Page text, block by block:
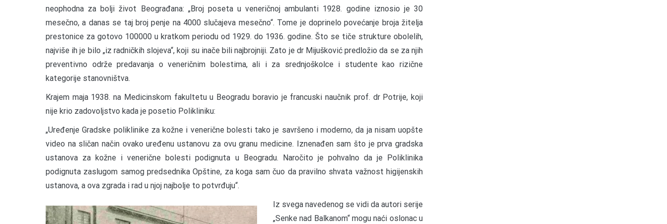
neophodna za bolji život Beograđana: „Broj poseta u veneričnoj ambulanti 1928. godine iznosio je 30
mesečno, a danas se taj broj penje na 4000 slučajeva mesečno“. Tome je doprinelo povećanje broja žitelja
prestonice za gotovo 100000 u kratkom periodu od 1929. do 1936. godine. Što se tiče strukture obolelih,
najviše ih je bilo „iz radničkih slojeva“, koji su inače bili najbrojniji. Zato je dr Mijušković predložio da se za njih
preventivno održe predavanja o veneričnim bolestima, ali i za srednjoškolce i studente kao rizične
kategorije stanovništva.
Krajem maja 1938. na Medicinskom fakultetu u Beogradu boravio je francuski naučnik prof. dr Potrije, koji
nije krio zadovoljstvo kada je posetio Polikliniku:
„Uređenje Gradske poliklinike za kožne i venerične bolesti tako je savršeno i moderno, da ja nisam uopšte
video na sličan način ovako uređenu ustanovu za ovu granu medicine. Iznenađen sam što je prva gradska
ustanova za kožne i venerične bolesti podignuta u Beogradu. Naročito je pohvalno da je Poliklinika
podignuta zaslugom samog predsednika Opštine, za koga sam čuo da pravilno shvata važnost higijenskih
ustanova, a ova zgrada i rad u njoj najbolje to potvrđuju“.
Iz svega navedenog se vidi da autori serije
„Senke nad Balkanom“ mogu naći oslonac u